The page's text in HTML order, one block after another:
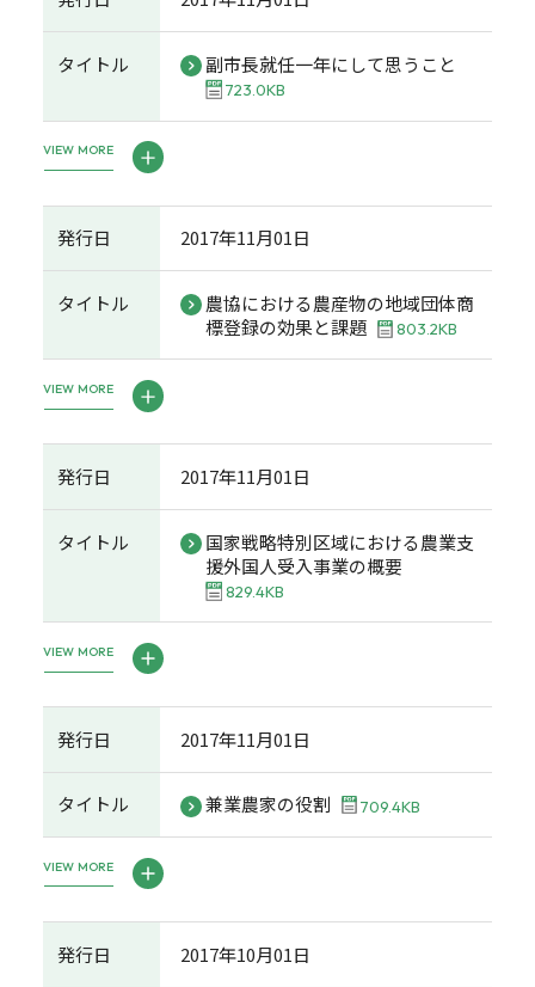
タイトル 副市長就任一年にして思うこと
723.0KB
VIEW MORE
発行日 2017年11月01日
タイトル
農協における農産物の地域団体商
標登録の効果と課題
803.2KB
VIEW MORE
発行日 2017年11月01日
タイトル
国家戦略特別区域における農業支
援外国人受入事業の概要
829.4KB
VIEW MORE
発行日 2017年11月01日
タイトル 兼業農家の役割 709.4KB
VIEW MORE
発行日 2017年10月01日